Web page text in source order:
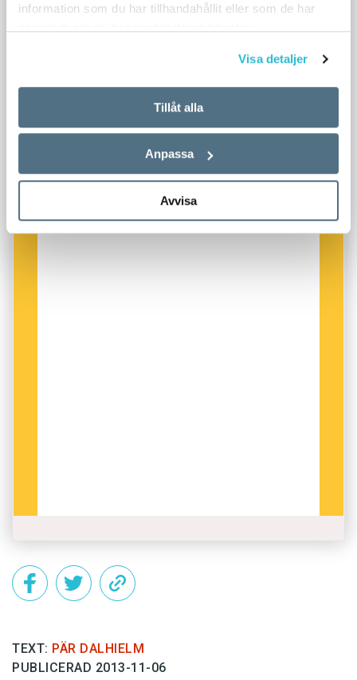
information som du har tillhandahållit eller som de har
Visa detaljer
Tillåt alla
Anpassa
Avvisa
TEXT: PÄR DALHIELM
PUBLICERAD 2013-11-06